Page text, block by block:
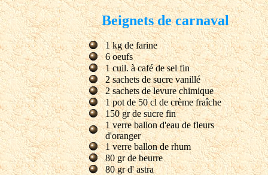
Beignets de carnaval
1 kg de farine
6 oeufs
1 cuil. à café de sel fin
2 sachets de sucre vanillé
2 sachets de levure chimique
1 pot de 50 cl de crème fraîche
150 gr de sucre fin
1 verre ballon d'eau de fleurs
d'oranger
1 verre ballon de rhum
80 gr de beurre
80 gr d' astra